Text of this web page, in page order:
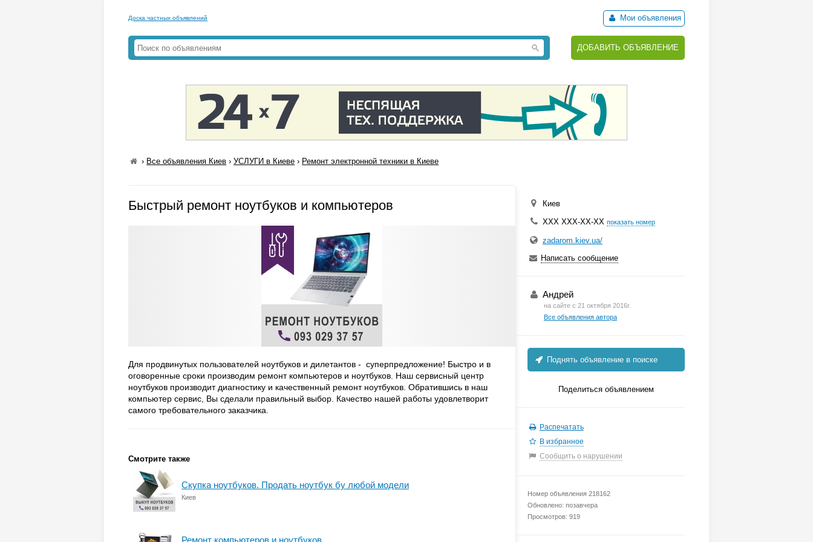
Доска частных объявлений Мои объявления
ДОБАВИТЬ ОБЪЯВЛЕНИЕ
› Все объявления Киев ›УСЛУГИ в Киеве › Ремонт электронной техники в Киеве
Быстрый ремонт ноутбуков и компьютеров
Для продвинутых пользователей ноутбуков и дилетантов - суперпредложение! Быстро и в
оговоренные сроки производим ремонт компьютеров и ноутбуков. Наш сервисный центр
ноутбуков производит диагностику и качественный ремонт ноутбуков. Обратившись в наш
компьютер сервис, Вы сделали правильный выбор. Качество нашей работы удовлетворит
самого требовательного заказчика.
Смотрите также
Скупка ноутбуков. Продать ноутбук бу любой модели
Киев
Ремонт компьютеров и ноутбуков
Киев
ХХХ ХХХ-ХХ-ХХ показать номер
zadarom.kiev.ua/
Написать сообщение
Андрей
на сайте с 21 октября 2016г.
Все объявления автора
Поднять объявление в поиске
Поделиться объявлением
Распечатать
В избранное
Сообщить о нарушении
Номер объявления 218162
Обновлено: позавчера
Просмотров: 919